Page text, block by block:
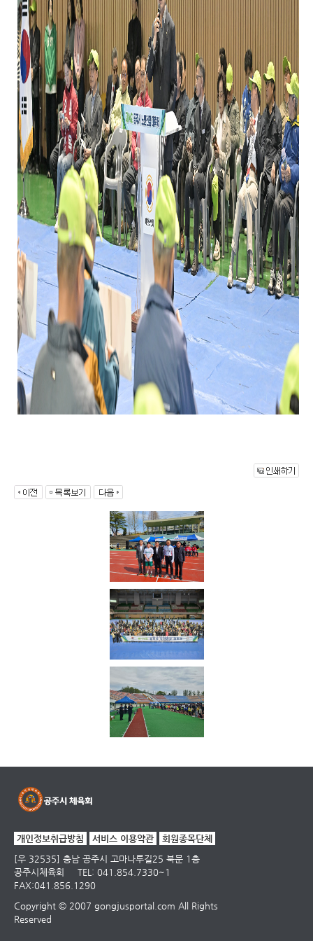
개인정보취급방침 서비스 이용약관
회원종목단체
[우 32535] 충남 공주시 고마나루길25 북문 1층
공주시체육회
TEL: 041.854.7330~1
FAX:041.856.1290
Copyright © 2007 gongjusportal.com All Rights
Reserved